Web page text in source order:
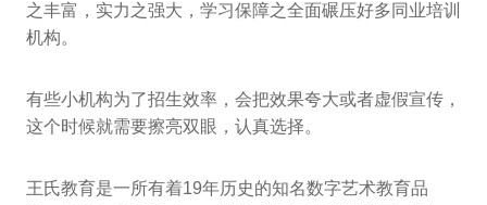
之丰富，实力之强大，学习保障之全面碾压好多同业培训
机构。
有些小机构为了招生效率，会把效果夸大或者虚假宣传，
这个时候就需要擦亮双眼，认真选择。
王氏教育是一所有着19年历史的知名数字艺术教育品